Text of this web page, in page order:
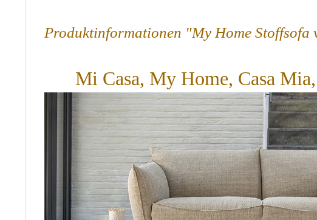
Produktinformationen "My Home Stoffsofa
Mi Casa, My Home, Casa